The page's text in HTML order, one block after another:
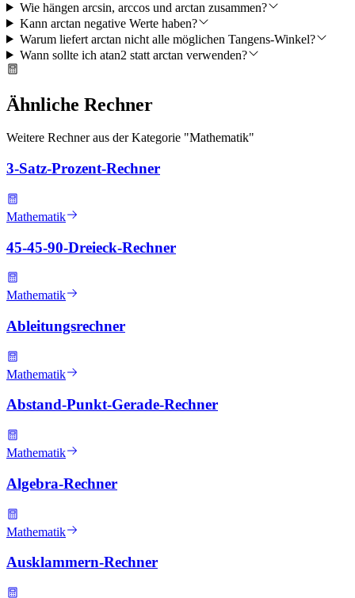
Wie hängen arcsin, arccos und arctan zusammen?
Kann arctan negative Werte haben?
Warum liefert arctan nicht alle möglichen Tangens-Winkel?
Wann sollte ich atan2 statt arctan verwenden?
Ähnliche Rechner
Weitere Rechner aus der Kategorie "Mathematik"
3-Satz-Prozent-Rechner
Mathematik
45-45-90-Dreieck-Rechner
Mathematik
Ableitungsrechner
Mathematik
Abstand-Punkt-Gerade-Rechner
Mathematik
Algebra-Rechner
Mathematik
Ausklammern-Rechner